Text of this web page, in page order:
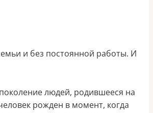
и без постоянной работы. И
людей, родившееся на
рожден в момент, когда